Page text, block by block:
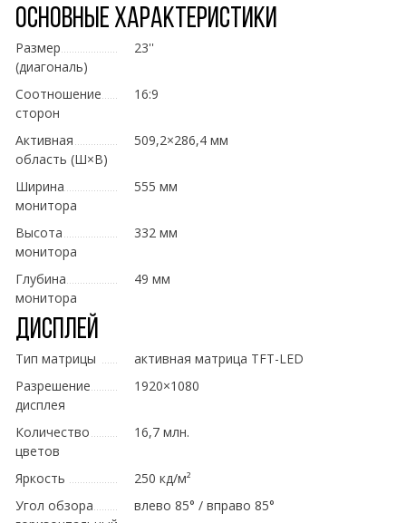
Основные характеристики
Размер
(диагональ)
23''
Соотношение
сторон
16:9
Активная
область (Ш×В)
509,2×286,4 мм
Ширина
монитора
555 мм
Высота
монитора
332 мм
Глубина
монитора
49 мм
Дисплей
Тип матрицы
активная матрица TFT-LED
Разрешение
дисплея
1920×1080
Количество
цветов
16,7 млн.
Яркость
250 кд/м²
Угол обзора
влево 85° / вправо 85°